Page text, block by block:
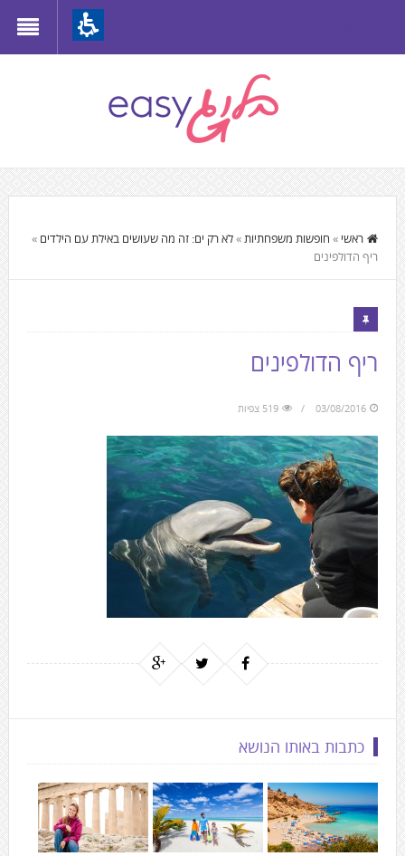
to
move
to
the
main
Content
התוכן
המרכזי,
You
can
press
Enter
to
skip
to
the
next
area
ראשי » חופשות משפחתיות»לא רק ים: זה מה שעושים באילת עם הילדים »
ריף הדולפינים
ריף הדולפינים
03/08/2016 519 צפיות
כתבות באותו הנושא